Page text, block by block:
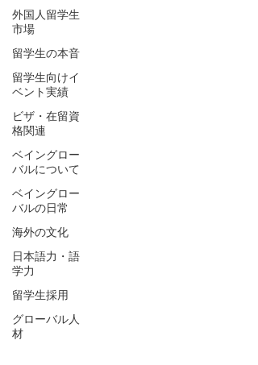
外国人留学生
市場
留学生の本音
留学生向けイ
ベント実績
ビザ・在留資
格関連
ベイングロー
バルについて
ベイングロー
バルの日常
海外の文化
日本語力・語
学力
留学生採用
グローバル人
材